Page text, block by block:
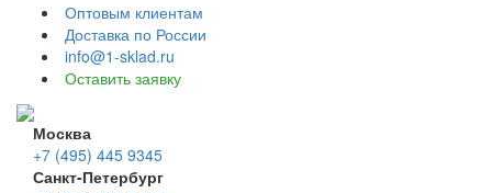
Оптовым клиентам
Доставка по России
info@1-sklad.ru
Оставить заявку
Москва
+7 (495) 445 9345
Санкт-Петербург